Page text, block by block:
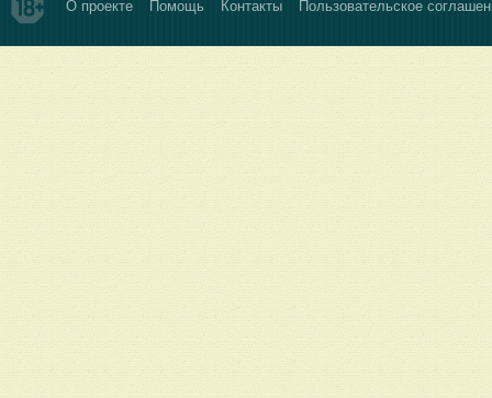
О проекте Помощь Контакты Пользовательское